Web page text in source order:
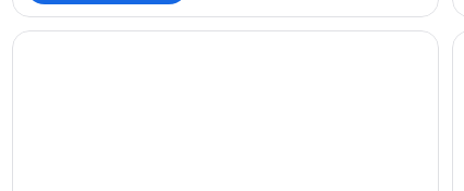
Deluxe
Double
Or